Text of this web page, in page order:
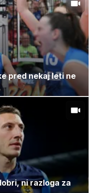
pred nekaj leti ne
ni razloga za